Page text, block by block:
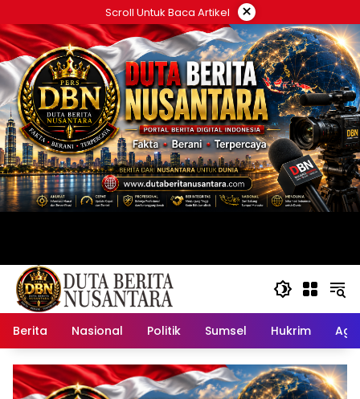
ke
konten
Scroll Untuk Baca Artikel ×
Berita Nasional Politik Sumsel Hukrim